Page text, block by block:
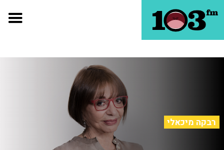
רבקה מיכאלי